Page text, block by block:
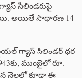
సీలిండరుపై
అయితే సాధారణ 14
గ్యాస్ సిలిండర్ ధర
ముంబైలో రూ.
నెలలో కూడా ఈ